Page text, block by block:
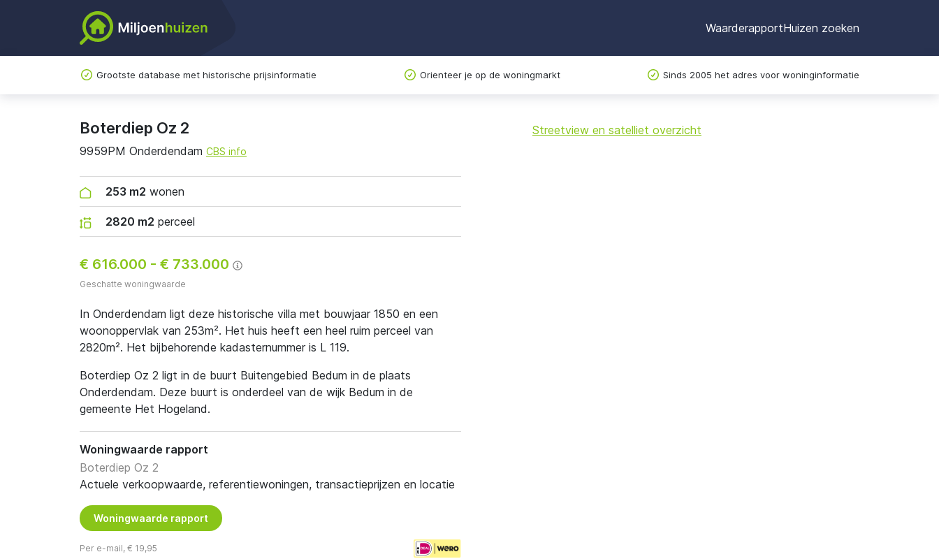
WaarderapportHuizen zoeken
Grootste database met historische prijsinformatie Orienteer je op de woningmarkt Sinds 2005 het adres voor woninginformatie
Boterdiep Oz 2
9959PM Onderdendam CBS info
253 m2 wonen
2820 m2 perceel
€ 616.000 - € 733.000
Geschatte woningwaarde
In Onderdendam ligt deze historische villa met bouwjaar 1850 en een
woonoppervlak van 253m². Het huis heeft een heel ruim perceel van
2820m². Het bijbehorende kadasternummer is L 119.
Boterdiep Oz 2 ligt in de buurt Buitengebied Bedum in de plaats
Onderdendam. Deze buurt is onderdeel van de wijk Bedum in de
gemeente Het Hogeland.
Woningwaarde rapport
Boterdiep Oz 2
Actuele verkoopwaarde, referentiewoningen, transactieprijzen en locatie
Woningwaarde rapport
Per e-mail, € 19,95
+
Streetview en satelliet overzicht